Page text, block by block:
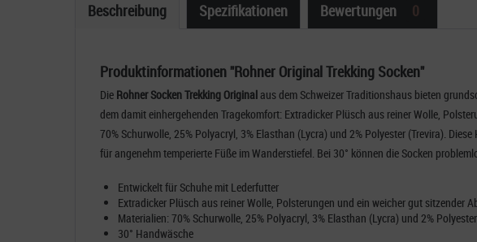
Beschreibung Spezifikationen Bewertungen 0
Produktinformationen "Rohner Original Trekking Socken"
Die Rohner Socken Trekking Original aus dem Schweizer Traditionshaus bieten
dem damit einhergehenden Tragekomfort: Extradicker Plüsch aus reiner Wolle,
70% Schurwolle, 25% Polyacryl, 3% Elasthan (Lycra) und 2% Polyester (Trevira).
für angenehm temperierte Füße im Wanderstiefel. Bei 30° können die Socken
Entwickelt für Schuhe mit Lederfutter
Extradicker Plüsch aus reiner Wolle, Polsterungen und ein weicher gut sitzender
Materialien: 70% Schurwolle, 25% Polyacryl, 3% Elasthan (Lycra) und 2%
30° Handwäsche